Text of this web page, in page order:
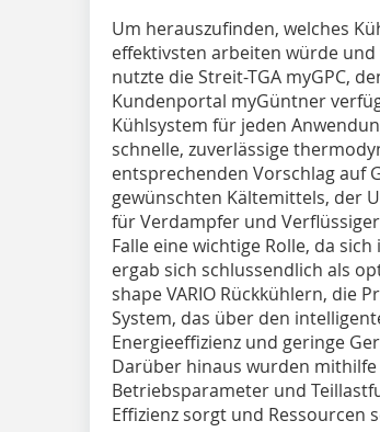
Um herauszufinden, welches
effektivsten arbeiten würde
nutzte die Streit-TGA myGPC,
Kundenportal myGüntner
Kühlsystem für ­jeden
schnelle, zuverlässige
entsprechenden Vorschlag auf
gewünschten Kältemittels, der
für Verdampfer und
Falle eine wichtige Rolle, da
ergab sich schlussendlich als
shape VARIO Rückkühlern, die
System, das über den
Energieeffizienz und geringe
Darüber hinaus wurden
Betriebsparameter und
Effizienz sorgt und Ressourcen